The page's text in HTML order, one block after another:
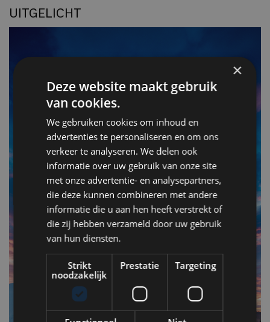
UITGELICHT
×
Deze website maakt gebruik
van cookies.
We gebruiken cookies om inhoud en
advertenties te personaliseren en om ons
verkeer te analyseren. We delen ook
informatie over uw gebruik van onze site
met onze advertentie- en analysepartners,
die deze kunnen combineren met andere
informatie die u aan hen heeft verstrekt of
die zij hebben verzameld door uw gebruik
van hun diensten.
Strikt
noodzakelijk
Prestatie Targeting